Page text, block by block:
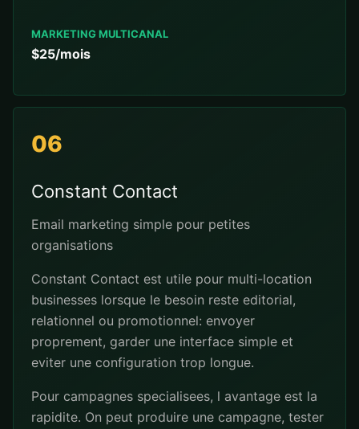
MARKETING MULTICANAL
$25/mois
06
Constant Contact
Email marketing simple pour petites
organisations
Constant Contact est utile pour multi-location
businesses lorsque le besoin reste editorial,
relationnel ou promotionnel: envoyer
proprement, garder une interface simple et
eviter une configuration trop longue.
Pour campagnes specialisees, l avantage est la
rapidite. On peut produire une campagne, tester